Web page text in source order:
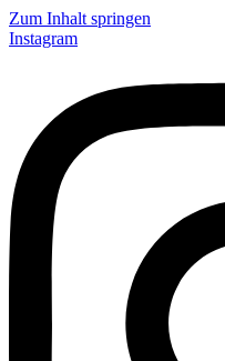
Zum Inhalt springen
Instagram